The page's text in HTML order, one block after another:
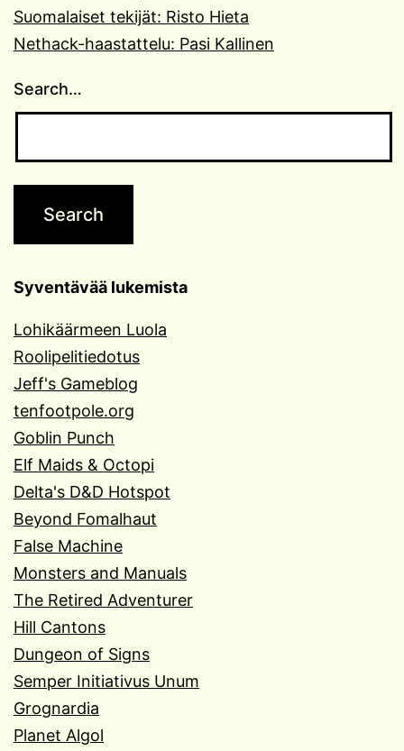
Suomalaiset tekijät: Risto Hieta
Nethack-haastattelu: Pasi Kallinen
Search…
Syventävää lukemista
Lohikäärmeen Luola
Roolipelitiedotus
Jeff's Gameblog
tenfootpole.org
Goblin Punch
Elf Maids & Octopi
Delta's D&D Hotspot
Beyond Fomalhaut
False Machine
Monsters and Manuals
The Retired Adventurer
Hill Cantons
Dungeon of Signs
Semper Initiativus Unum
Grognardia
Planet Algol